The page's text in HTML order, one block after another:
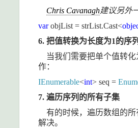
Chris Cavanagh建议另外
varobjList = strList.Cast<
6. 把值转换为长度为1的序列
当我们需要把单个值转
作：
IEnumerable<int> seq =
7. 遍历序列的所有子集
有的时候，遍历数组的所
解决。